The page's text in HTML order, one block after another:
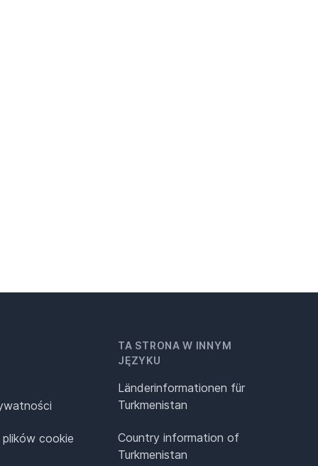
cookie
TA STRONA W INNYM
JĘZYKU
Länderinformationen für
Turkmenistan
Country information of
Turkmenistan